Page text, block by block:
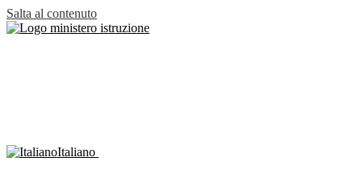
Salta al contenuto
Italiano